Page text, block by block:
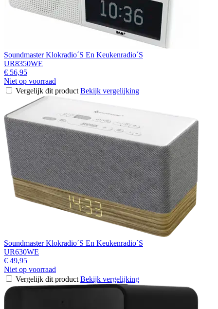
Soundmaster Klokradio´S En Keukenradio´S
UR8350WE
€ 56,95
Niet op voorraad
Vergelijk dit product Bekijk vergelijking
Soundmaster Klokradio´S En Keukenradio´S
UR630WE
€ 49,95
Niet op voorraad
Vergelijk dit product Bekijk vergelijking